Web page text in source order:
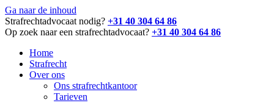
Ga naar de inhoud
Strafrechtadvocaat nodig? +31 40 304 64 86
Op zoek naar een strafrechtadvocaat? +31 40 304 64 86
Home
Strafrecht
Over ons
Ons strafrechtkantoor
Tarieven